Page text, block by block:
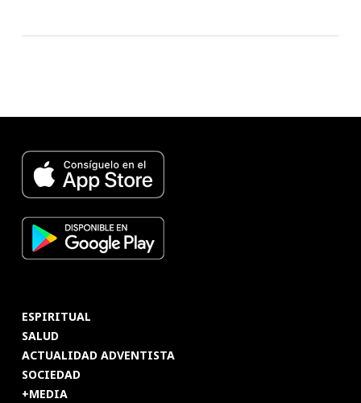
ESPIRITUAL
SALUD
ACTUALIDAD ADVENTISTA
SOCIEDAD
+MEDIA